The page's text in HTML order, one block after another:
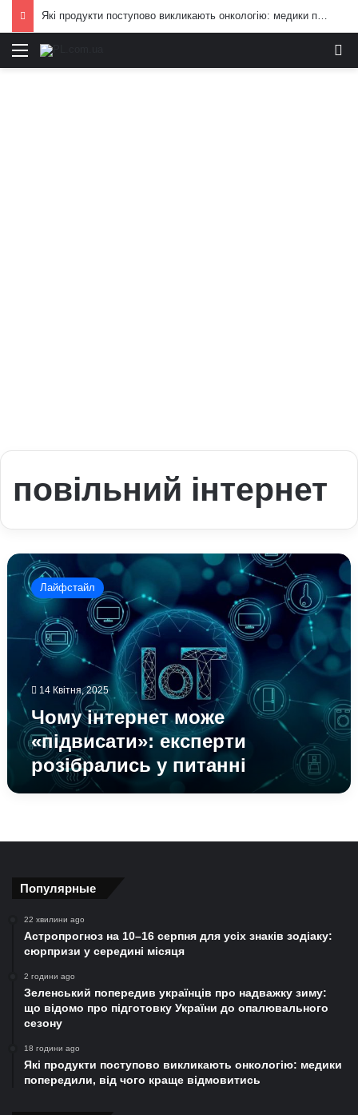
Які продукти поступово викликають онкологію: медики попередили, від чого краще відмовитись
Меню
повільний інтернет
Чому
інтернет
може
«підвисати»:
експерти
розібрались
питанні
Лайфстайл
14 Квітня, 2025
Чому інтернет може
«підвисати»: експерти
розібрались у питанні
Популярные
22 хвилини ago
Астропрогноз на 10–16 серпня для усіх знаків зодіаку:
сюрпризи у середині місяця
2 години ago
Зеленський попередив українців про надважку зиму:
що відомо про підготовку України до опалювального
сезону
18 години ago
Які продукти поступово викликають онкологію: медики
попередили, від чого краще відмовитись